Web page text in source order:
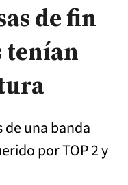
de fin
tenían
una banda
por TOP 2 y